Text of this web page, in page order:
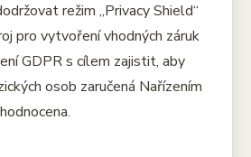
režim „Privacy Shield“
pro vytvoření vhodných záruk
GDPR s cílem zajistit, aby
osob zaručená Nařízením